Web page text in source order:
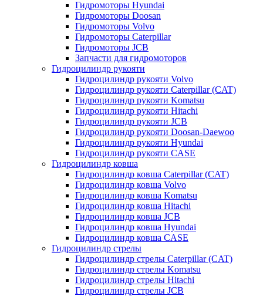
Гидромоторы Hyundai
Гидромоторы Doosan
Гидромоторы Volvo
Гидромоторы Caterpillar
Гидромоторы JCB
Запчасти для гидромоторов
Гидроцилиндр рукояти
Гидроцилиндр рукояти Volvo
Гидроцилиндр рукояти Caterpillar (CAT)
Гидроцилиндр рукояти Komatsu
Гидроцилиндр рукояти Hitachi
Гидроцилиндр рукояти JCB
Гидроцилиндр рукояти Doosan-Daewoo
Гидроцилиндр рукояти Hyundai
Гидроцилиндр рукояти CASE
Гидроцилиндр ковша
Гидроцилиндр ковша Caterpillar (CAT)
Гидроцилиндр ковша Volvo
Гидроцилиндр ковша Komatsu
Гидроцилиндр ковша Hitachi
Гидроцилиндр ковша JCB
Гидроцилиндр ковша Hyundai
Гидроцилиндр ковша CASE
Гидроцилиндр стрелы
Гидроцилиндр стрелы Caterpillar (CAT)
Гидроцилиндр стрелы Komatsu
Гидроцилиндр стрелы Hitachi
Гидроцилиндр стрелы JCB